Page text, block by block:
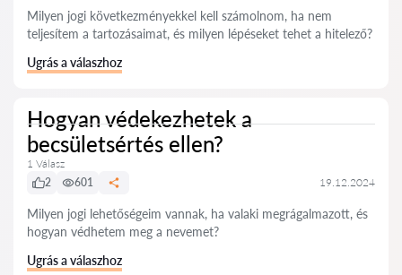
Milyen jogi következményekkel kell számolnom, ha nem
teljesítem a tartozásaimat, és milyen lépéseket tehet a hitelező?
Ugrás a válaszhoz
Hogyan védekezhetek a
becsületsértés ellen?
1 Válasz
2
601 19.12.2024
Milyen jogi lehetőségeim vannak, ha valaki megrágalmazott, és
hogyan védhetem meg a nevemet?
Ugrás a válaszhoz